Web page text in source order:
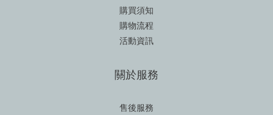
購買須知
購物流程
活動資訊
關於服務
售後服務